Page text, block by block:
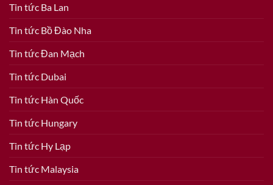
Tin tức Ba Lan
Tin tức Bồ Đào Nha
Tin tức Đan Mạch
Tin tức Dubai
Tin tức Hàn Quốc
Tin tức Hungary
Tin tức Hy Lạp
Tin tức Malaysia